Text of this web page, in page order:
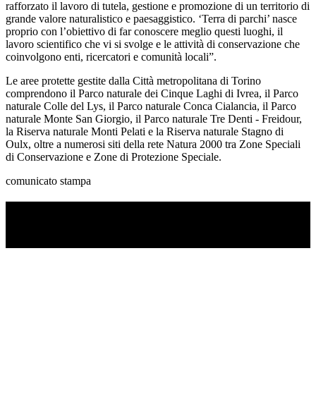
rafforzato il lavoro di tutela, gestione e promozione di un territorio di
grande valore naturalistico e paesaggistico. ‘Terra di parchi’ nasce
proprio con l’obiettivo di far conoscere meglio questi luoghi, il
lavoro scientifico che vi si svolge e le attività di conservazione che
coinvolgono enti, ricercatori e comunità locali”.
Le aree protette gestite dalla Città metropolitana di Torino
comprendono il Parco naturale dei Cinque Laghi di Ivrea, il Parco
naturale Colle del Lys, il Parco naturale Conca Cialancia, il Parco
naturale Monte San Giorgio, il Parco naturale Tre Denti - Freidour,
la Riserva naturale Monti Pelati e la Riserva naturale Stagno di
Oulx, oltre a numerosi siti della rete Natura 2000 tra Zone Speciali
di Conservazione e Zone di Protezione Speciale.
comunicato stampa